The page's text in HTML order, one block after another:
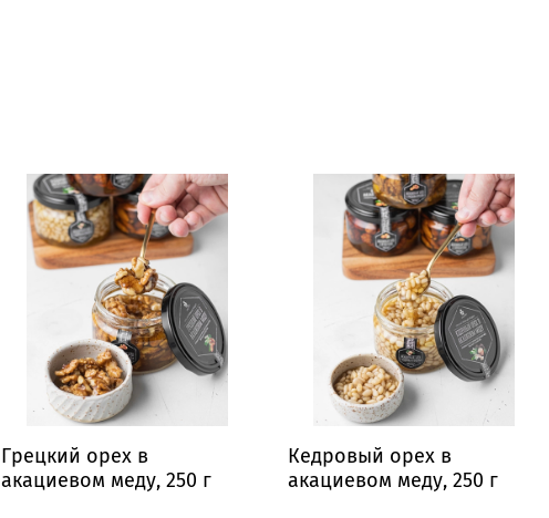
Грецкий орех в
акациевом меду, 250 г
Кедровый орех в
акациевом меду, 250 г